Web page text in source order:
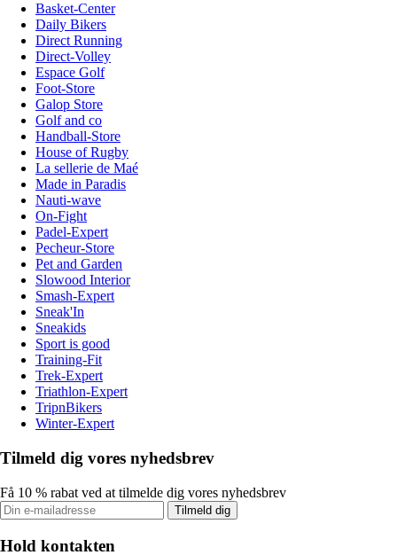
Basket-Center
Daily Bikers
Direct Running
Direct-Volley
Espace Golf
Foot-Store
Galop Store
Golf and co
Handball-Store
House of Rugby
La sellerie de Maé
Made in Paradis
Nauti-wave
On-Fight
Padel-Expert
Pecheur-Store
Pet and Garden
Slowood Interior
Smash-Expert
Sneak'In
Sneakids
Sport is good
Training-Fit
Trek-Expert
Triathlon-Expert
TripnBikers
Winter-Expert
Tilmeld dig vores nyhedsbrev
Få 10 % rabat ved at tilmelde dig vores nyhedsbrev
Tilmeld dig
Hold kontakten